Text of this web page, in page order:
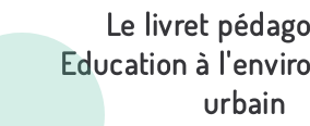
Le livret
Education à
urbain